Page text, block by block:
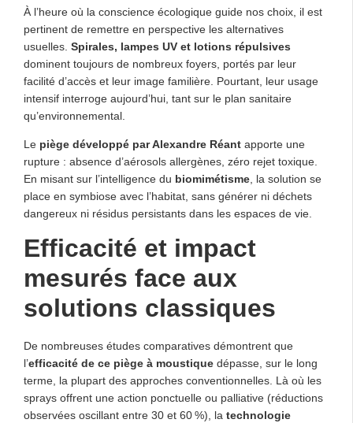
À l’heure où la conscience écologique guide nos choix, il est
pertinent de remettre en perspective les alternatives
usuelles. Spirales, lampes UV et lotions répulsives
dominent toujours de nombreux foyers, portés par leur
facilité d’accès et leur image familière. Pourtant, leur usage
intensif interroge aujourd’hui, tant sur le plan sanitaire
qu’environnemental.
Le piège développé par Alexandre Réant apporte une
rupture : absence d’aérosols allergènes, zéro rejet toxique.
En misant sur l’intelligence du biomimétisme , la solution se
place en symbiose avec l’habitat, sans générer ni déchets
dangereux ni résidus persistants dans les espaces de vie.
Efficacité et impact
mesurés face aux
solutions classiques
De nombreuses études comparatives démontrent que
l’efficacité de ce piège à moustique dépasse, sur le long
terme, la plupart des approches conventionnelles. Là où les
sprays offrent une action ponctuelle ou palliative (réductions
observées oscillant entre 30 et 60 %), la technologie